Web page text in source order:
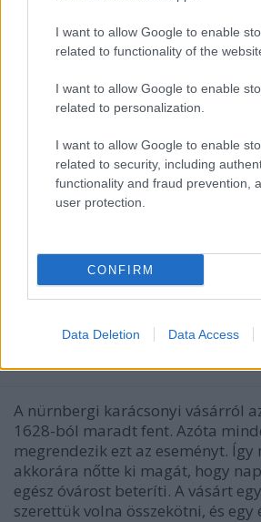
I want to allow Google to enable
related to functionality of the
I want to allow Google to enable
related to personalization.
I want to allow Google to enable
related to security, including
functionality and fraud prevention,
user protection.
CONFIRM
Data Deletion Data Access
Miről híres az egyik
karácsonyi vásár?
Maár Noémi
A nürnbergi karácsonyi vásárról
1628-ból maradt fent. Azóta
megrendezik ezt az eseményt. Így
akkorára nőtte ki magát, hogy
egész óvárost beteríti. A vásárt
szerettük volna összekötni, és